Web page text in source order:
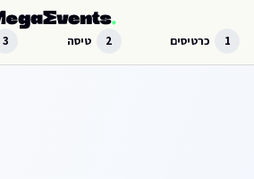
1 כרטיסים 2 טיסה 3